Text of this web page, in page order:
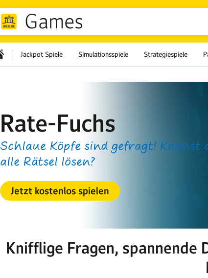
Games
Jackpot Spiele Simulationsspiele Strategiespiele
Rate-Fuchs
Schlaue Köpfe sind gefragt! Kannst
alle Rätsel lösen?
Jetzt kostenlos spielen
Knifflige Fragen,